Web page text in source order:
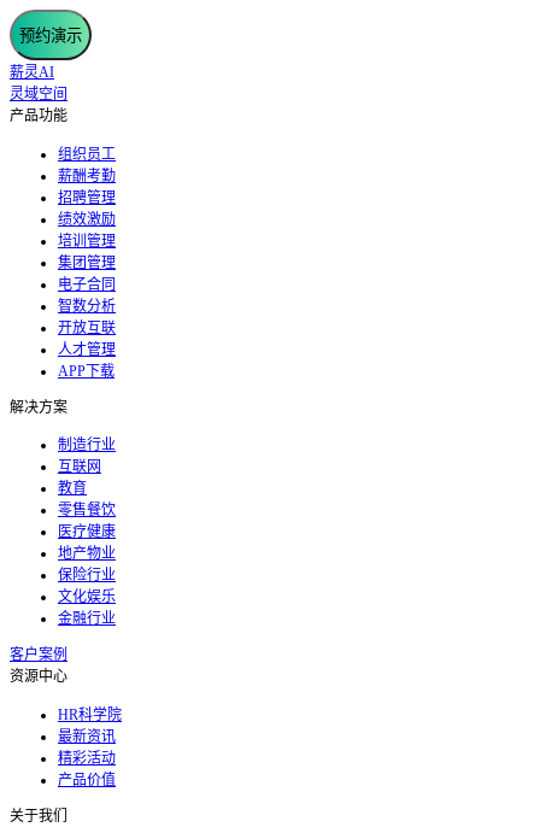
预约演示
薪灵AI
灵域空间
产品功能
组织员工
薪酬考勤
招聘管理
绩效激励
培训管理
集团管理
电子合同
智数分析
开放互联
人才管理
APP下载
解决方案
制造行业
互联网
教育
零售餐饮
医疗健康
地产物业
保险行业
文化娱乐
金融行业
客户案例
资源中心
HR科学院
最新资讯
精彩活动
产品价值
关于我们